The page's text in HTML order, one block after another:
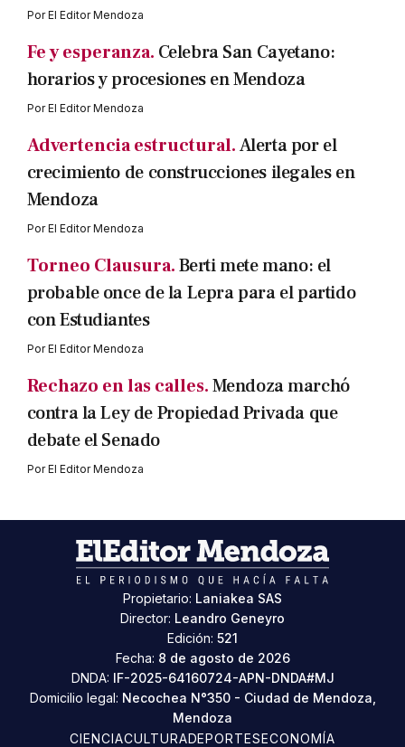
PorEl Editor Mendoza
Fe y esperanza. Celebra San Cayetano:
horarios y procesiones en Mendoza
PorEl Editor Mendoza
Advertencia estructural.Alerta por el
crecimiento de construcciones ilegales en
Mendoza
PorEl Editor Mendoza
Torneo Clausura.Berti mete mano: el
probable once de la Lepra para el partido
con Estudiantes
PorEl Editor Mendoza
Rechazo en las calles.Mendoza marchó
contra la Ley de Propiedad Privada que
debate el Senado
PorEl Editor Mendoza
Propietario: Laniakea SAS
Director: Leandro Geneyro
Edición: 521
Fecha: 8 de agosto de 2026
DNDA: IF-2025-64160724-APN-DNDA#MJ
Domicilio legal: Necochea N°350 - Ciudad de Mendoza,
Mendoza
CIENCIACULTURADEPORTESECONOMÍA